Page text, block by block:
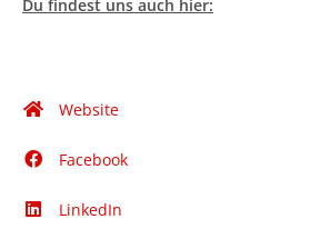
Du findest uns auch hier:
Website
Facebook
LinkedIn